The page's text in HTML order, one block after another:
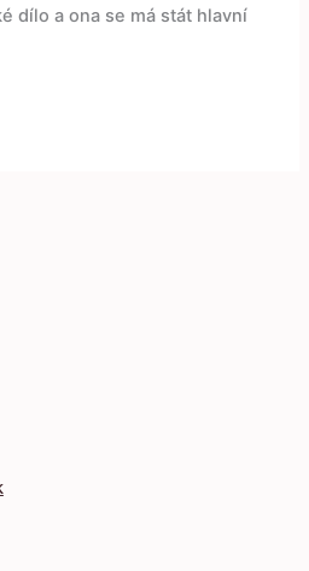
dílo a ona se má stát hlavní